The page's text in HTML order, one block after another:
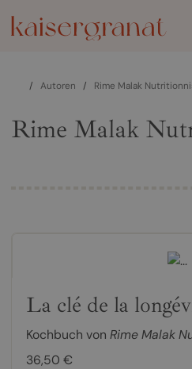
/ Autoren / Rime Malak
Rime Malak
La clé de la
Kochbuch von Rime Malak
36,50 €